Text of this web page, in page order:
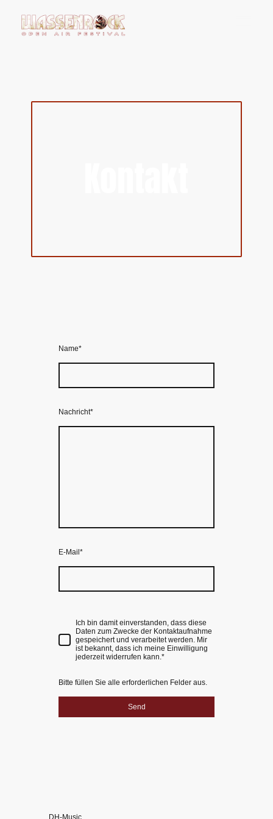
Name*
Nachricht*
E-Mail *
Ich bin damit einverstanden, dass diese
Daten zum Zwecke der Kontaktaufnahme
gespeichert und verarbeitet werden. Mir
ist bekannt, dass ich meine Einwilligung
jederzeit widerrufen kann.*
Bitte füllen Sie alle erforderlichen Felder aus.
Send
DH-Music